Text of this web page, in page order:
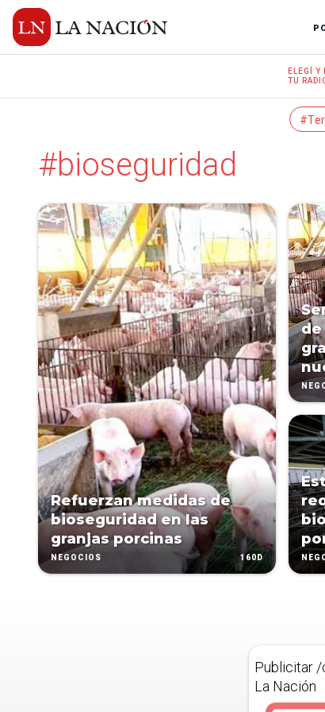
ELEGÍ Y
TU
#bioseguridad
Refuerzan medidas de
bioseguridad en las
granjas porcinas
NEGOCIOS 160D
de
Publicitar
La Nación